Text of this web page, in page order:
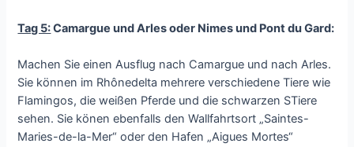
Tag 5:Camargue und Arles oder Nimes und Pont du Gard:
Machen Sie einen Ausflug nach Camargue und nach Arles.
Sie können im Rhônedelta mehrere verschiedene Tiere wie
Flamingos, die weißen Pferde und die schwarzen STiere
sehen. Sie könen ebenfalls den Wallfahrtsort „Saintes-
Maries-de-la-Mer“ oder den Hafen „Aigues Mortes“